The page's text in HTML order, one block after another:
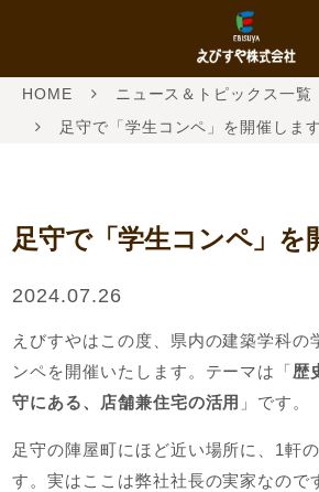
HOME
ニュース＆トピックス一覧
足守で「学生コンペ」を開催します
足守で「学生コンペ」を
2024.07.26
えびすやはこの度、県内の建築学科の
ンペを開催いたします。テーマは「歴
守にある、店舗兼住宅の活用 」です。
足守の陣屋町にほど近い場所に、1軒
す。実はここは弊社社長の実家なので